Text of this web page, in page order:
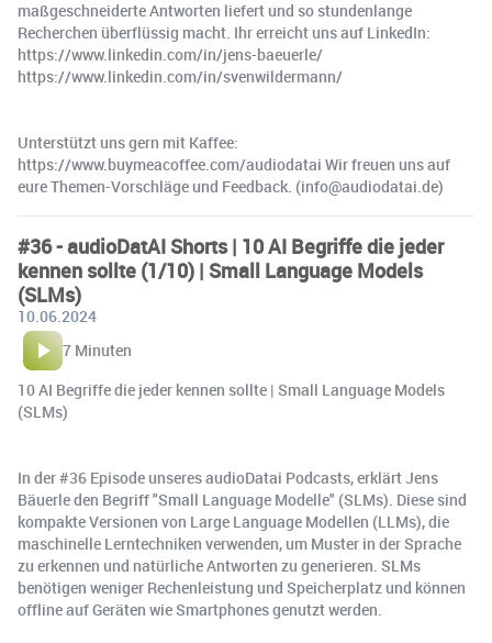
maßgeschneiderte Antworten liefert und so stundenlange
Recherchen überflüssig macht. Ihr erreicht uns auf LinkedIn:
https://www.linkedin.com/in/jens-baeuerle/
https://www.linkedin.com/in/svenwildermann/
Unterstützt uns gern mit Kaffee:
https://www.buymeacoffee.com/audiodatai Wir freuen uns auf
eure Themen-Vorschläge und Feedback. (info@audiodatai.de)
#36 - audioDatAI Shorts | 10 AI Begriffe die jeder
kennen sollte (1/10) | Small Language Models
(SLMs)
10.06.2024
7 Minuten
10 AI Begriffe die jeder kennen sollte | Small Language Models
(SLMs)
In der #36 Episode unseres audioDatai Podcasts, erklärt Jens
Bäuerle den Begriff "Small Language Modelle" (SLMs). Diese sind
kompakte Versionen von Large Language Modellen (LLMs), die
maschinelle Lerntechniken verwenden, um Muster in der Sprache
zu erkennen und natürliche Antworten zu generieren. SLMs
benötigen weniger Rechenleistung und Speicherplatz und können
offline auf Geräten wie Smartphones genutzt werden.